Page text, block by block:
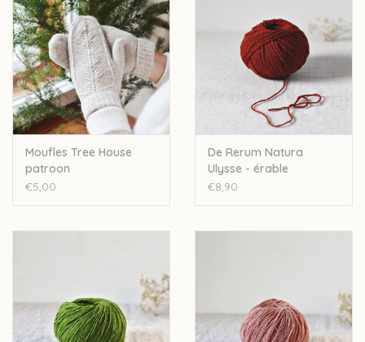
Moufles Tree House
patroon
€5,00
De Rerum Natura
Ulysse - érable
€8,90